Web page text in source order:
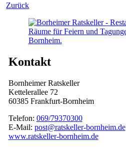
Zurück
Kontakt
Bornheimer Ratskeller
Kettelerallee 72
60385 Frankfurt-Bornheim
Telefon: 069/79370300
E-Mail: post@ratskeller-bornheim.de
www.ratskeller-bornheim.de